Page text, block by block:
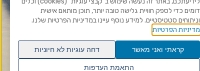
דומים כדי לספק חוויית גלישה טובה יותר, תוכן מותאם אישית
וניתוחים סטטיסטיים. למידע נוסף עיינו במדיניות הפרטיות שלנו.
מדיניות הפרטיות
קראתי ואני מאשר
דחה עוגיות לא חיוניות
התאמת העדפות